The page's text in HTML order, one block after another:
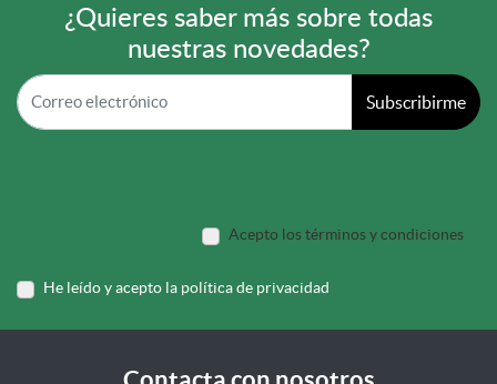
¿Quieres saber más sobre todas
nuestras novedades?
Subscribirme
Acepto los términos y condiciones
He leído y acepto la política de privacidad